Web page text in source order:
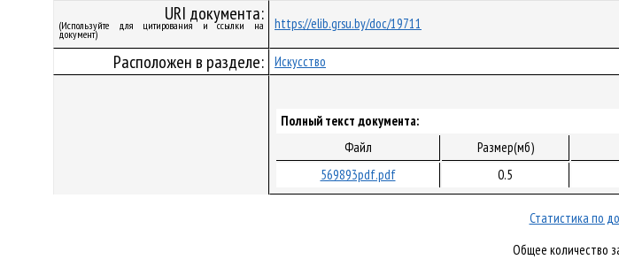
URI документа:
(Используйте для цитирования и ссылки на
документ)
https://elib.grsu.by/doc/19711
Расположен в разделе: Искусство
Полный текст документа:
Файл
Размер(мб)
569893pdf.pdf
0.5
Статистика по
Общее количество